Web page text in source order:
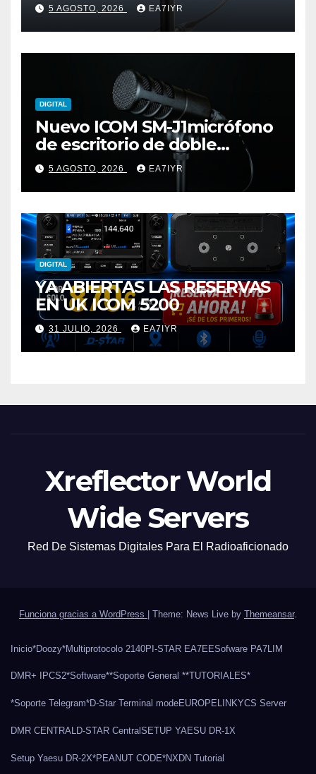
5 AGOSTO, 2026 EA7IYR
DIGITAL
Nuevo ICOM SM-J1micrófono
de escritorio de doble
elemento premium
5 AGOSTO, 2026 EA7IYR
DIGITAL
YA ABIERTAS LAS RESERVAS
EN UK ICOM 5200
31 JULIO, 2026 EA7IYR
Xreflector World
Wide Servers
Red De Sistemas Digitales Para El Radioaficionado
Funciona gracias a WordPress Theme: News Live by Themeansar.
Inicio*Doozy*Multiprotocolo 2140PI-STAR EA7EESofware PA7LIM
DMR+ IPCS2*Software**Soporte General **TUTORIALES*
*Soporte Telegram*D-Star Terminal modeEUROPELINKYCS Server
DMR CENTRAL D-STAR Central SETUP YAESU DR-1X
Setup Yaesu DR-2X*PEANUT CODE*NXDN Tutorial